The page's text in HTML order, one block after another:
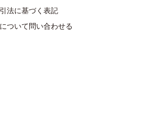
法に基づく表記
ついて問い合わせる